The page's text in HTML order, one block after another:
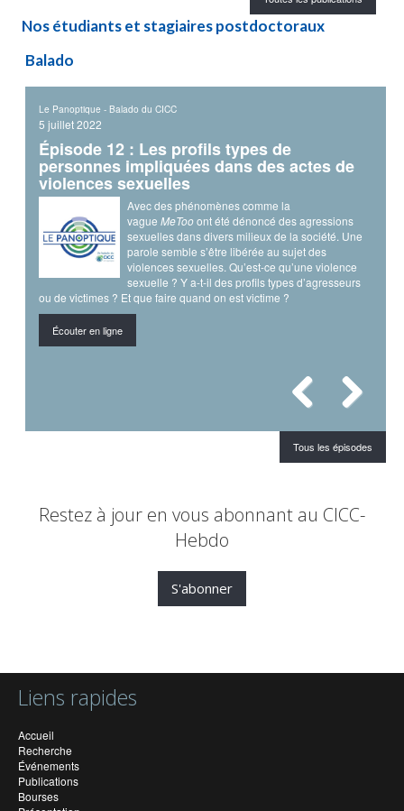
Félicitations à ...
Une subvention partielle de 18 000,00 $ a été accordée par le
Fonds pour le Droit de l'Avenir (LFFF) pour le projet, dirigé par
justice."
6 septembre 2023
Offre d'emploi
- L'Université d'Alberta est à la recherche d'un.e professeur
assistant en criminologie. Le poste restera ouvert jusqu'à ce qu'il
soit pourvu.
Plus de détails
6 septembre 2023
Offre d'emploi
- L'Université d'Alberta est à la recherche d'un.e professeur
assistant en criminologie quantitative. Le poste restera ouvert
Nos étudiants et stagiaires postdoctoraux
Balado
Le Panoptique - Balado du CICC
5 juillet 2022
Épisode 12 : Les profils types de
personnes impliquées dans des actes de
violences sexuelles
Avec des phénomènes comme la
vague MeTooont été dénoncé des agressions
sexuelles dans divers milieux de la société. Une
parole semble s’être libérée au sujet des
violences sexuelles. Qu’est-ce qu’une violence
sexuelle ? Y a-t-il des profils types d’agresseurs
ou de victimes ? Et que faire quand on est victime ?
Écouter en ligne
Tous les épisodes
Restez à jour en vous abonnant au CICC-
Hebdo
S'abonner
Liens rapides
Accueil
Recherche
Événements
Publications
Bourses